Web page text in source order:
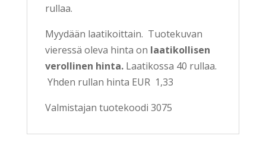
rullaa.
Myydään laatikoittain. Tuotekuvan
vieressä oleva hinta on laatikollisen
verollinen hinta.Laatikossa 40 rullaa.
Yhden rullan hinta EUR 1,33
Valmistajan tuotekoodi 3075